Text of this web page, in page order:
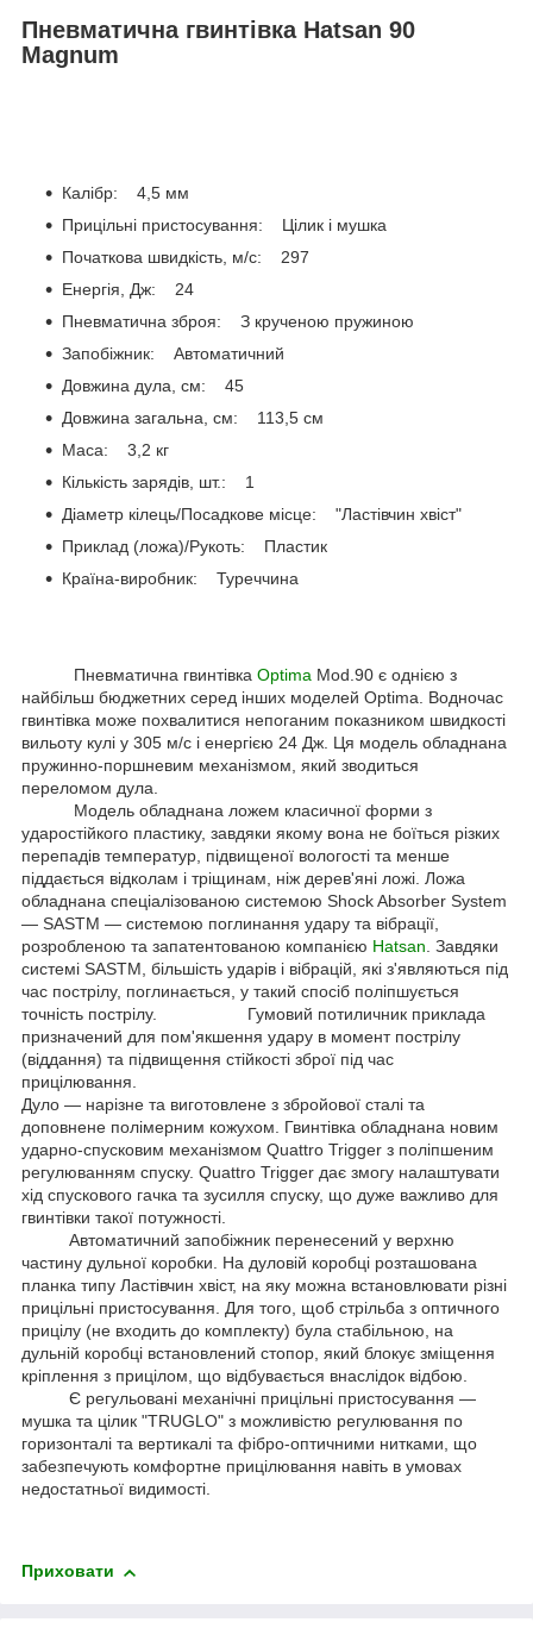
Пневматична гвинтівка Hatsan 90
Magnum
Калібр: 4,5 мм
Прицільні пристосування: Цілик і мушка
Початкова швидкість, м/с: 297
Енергія, Дж: 24
Пневматична зброя: З крученою пружиною
Запобіжник: Автоматичний
Довжина дула, см: 45
Довжина загальна, см: 113,5 см
Маса: 3,2 кг
Кількість зарядів, шт.: 1
Діаметр кілець/Посадкове місце: "Ластівчин хвіст"
Приклад (ложа)/Рукоть: Пластик
Країна-виробник: Туреччина
Пневматична гвинтівка Optima Mod.90 є однією з
найбільш бюджетних серед інших моделей Optima. Водночас
гвинтівка може похвалитися непоганим показником швидкості
вильоту кулі у 305 м/с і енергією 24 Дж. Ця модель обладнана
пружинно-поршневим механізмом, який зводиться
переломом дула.
Модель обладнана ложем класичної форми з
ударостійкого пластику, завдяки якому вона не боїться різких
перепадів температур, підвищеної вологості та менше
піддається відколам і тріщинам, ніж дерев'яні ложі. Ложа
обладнана спеціалізованою системою Shock Absorber System
— SASTM — системою поглинання удару та вібрації,
розробленою та запатентованою компанією Hatsan. Завдяки
системі SASTM, більшість ударів і вібрацій, які з'являються під
час пострілу, поглинається, у такий спосіб поліпшується
точність пострілу. Гумовий потиличник приклада
призначений для пом'якшення удару в момент пострілу
(віддання) та підвищення стійкості зброї під час
прицілювання.
Дуло — нарізне та виготовлене з збройової сталі та
доповнене полімерним кожухом. Гвинтівка обладнана новим
ударно-спусковим механізмом Quattro Trigger з поліпшеним
регулюванням спуску. Quattro Trigger дає змогу налаштувати
хід спускового гачка та зусилля спуску, що дуже важливо для
гвинтівки такої потужності.
Автоматичний запобіжник перенесений у верхню
частину дульної коробки. На дуловій коробці розташована
планка типу Ластівчин хвіст, на яку можна встановлювати різні
прицільні пристосування. Для того, щоб стрільба з оптичного
прицілу (не входить до комплекту) була стабільною, на
дульній коробці встановлений стопор, який блокує зміщення
кріплення з прицілом, що відбувається внаслідок відбою.
Є регульовані механічні прицільні пристосування —
мушка та цілик "TRUGLO" з можливістю регулювання по
горизонталі та вертикалі та фібро-оптичними нитками, що
забезпечують комфортне прицілювання навіть в умовах
недостатньої видимості.
Приховати